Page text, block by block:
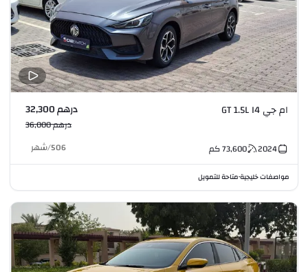
ام جي GT 1.5L I4 درهم 32,300
درهم 36,000
2024
73,600كم 506
/شهر
مواصفات خليجية•متاحة للتمويل